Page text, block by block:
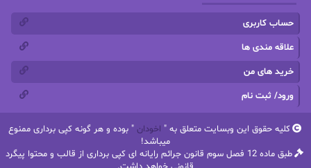
پنلوپه وارد
تاران
ترنم.25
ثمین سرابی جان فاولز
جرج.آر.آر.مارتین
حساب کاربری
علاقه مندی ها
خرید های من
ورود/ ثبت نام
کلیه حقوق این وبسایت متعلق به " اخودان " بوده و هر گونه کپی برداری ممنوع
میباشد!
طبق ماده 12 فصل سوم قانون جرائم رایانه ای کپی برداری از قالب و محتوا پیگرد